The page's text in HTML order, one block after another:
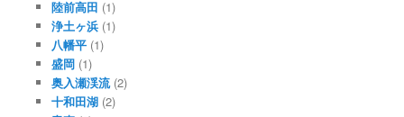
陸前高田 (1)
浄土ヶ浜(1)
八幡平(1)
盛岡(1)
奥入瀬渓流(2)
十和田湖(2)